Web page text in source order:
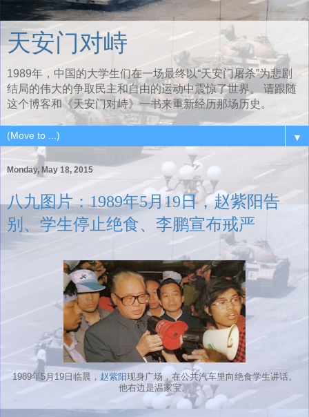
天安门对峙
1989年，中国的大学生们在一场最终以“天安门屠杀”为悲剧
结局的伟大的争取民主和自由的运动中震惊了世界。 请跟随
这个博客和《天安门对峙》一书来重新经历那场历史。
▼
Monday, May 18, 2015
八九图片：1989年5月19日，赵紫阳告
别、学生停止绝食、李鹏宣布戒严
1989年5月19日临晨， 赵紫阳现身广场，在公共汽车里向绝食学生讲话。
他右边是温家宝。